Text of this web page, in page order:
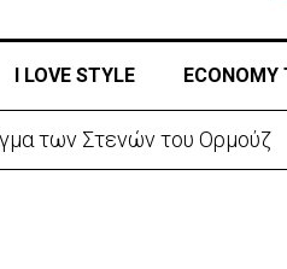
I LOVE STYLE ECONOMY
είναι δύσκολα»